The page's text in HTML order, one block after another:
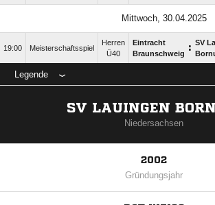
Mittwoch, 30.04.2025
19:00 Meisterschaftsspiel
Herren
Ü40
Eintracht
Braunschweig : SV
Legende
SV LAUINGEN
Niedersachsen
2002
Gründungsjahr